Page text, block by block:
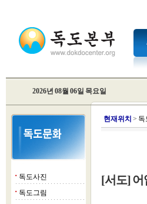
2026년 08월 06일 목요일
■ 독도사진
■ 독도그림
현재위치 > 독
[서도] 어